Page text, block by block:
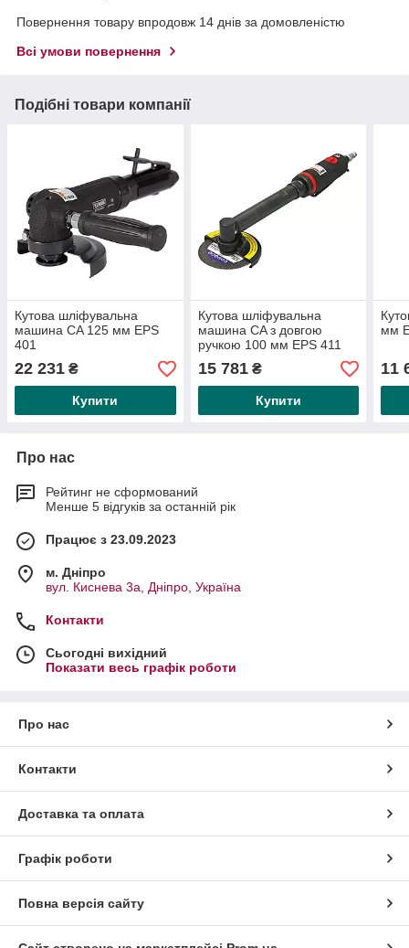
Повернення товару впродовж 14 днів за домовленістю
Всі умови повернення
Подібні товари компанії
Кутова шліфувальна
машина CA 125 мм EPS
401
22 231 ₴
Купити
Кутова шліфувальна
машина CA з довгою
ручкою 100 мм EPS 411
15 781₴
Купити
мм
11
Про нас
Рейтинг не сформований
Менше 5 відгуків за останній рік
Працює з 23.09.2023
м. Дніпро
вул. Киснева 3а, Дніпро, Україна
Контакти
Сьогодні вихідний
Показати весь графік роботи
Про нас
Контакти
Доставка та оплата
Графік роботи
Повна версія сайту